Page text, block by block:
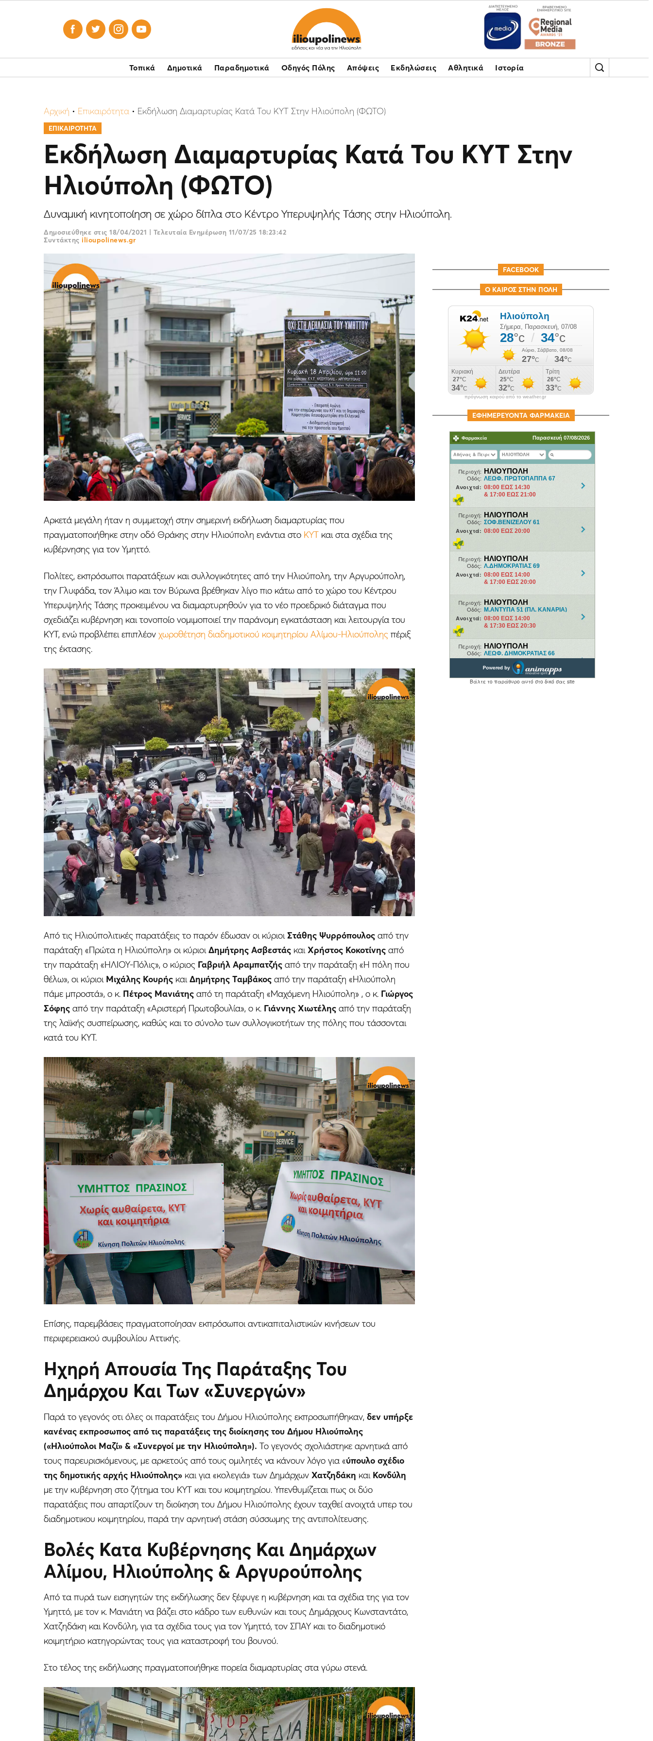
   
Τοπικά Δημοτικά Παραδημοτικά Οδηγός Πόλης Απόψεις Εκδηλώσεις Αθλητικά Ιστορία
Αρχική • Επικαιρότητα • Εκδήλωση Διαμαρτυρίας Κατά Του ΚΥΤ Στην Ηλιούπολη (ΦΩΤΟ)
ΕΠΙΚΑΙΡΟΤΗΤΑ
Εκδήλωση Διαμαρτυρίας Κατά Του ΚΥΤ Στην
Ηλιούπολη (ΦΩΤΟ)
Δυναμική κινητοποίηση σε χώρο δίπλα στο Κέντρο Υπερυψηλής Τάσης στην Ηλιούπολη.
Δημοσιεύθηκε στις 18/04/2021 | Τελευταία Ενημέρωση 11/07/25 18:23:42
Συντάκτης ilioupolinews.gr
Aρκετά μεγάλη ήταν η συμμετοχή στην σημερινή εκδήλωση διαμαρτυρίας που
πραγματοποιήθηκε στην οδό Θράκης στην Ηλιούπολη ενάντια στο ΚΥΤ και στα σχέδια της
κυβέρνησης για τον Υμηττό.
Πολίτες, εκπρόσωποι παρατάξεων και συλλογικότητες από την Ηλιούπολη, την Αργυρούπολη,
την Γλυφάδα, τον Άλιμο και τον Βύρωνα βρέθηκαν λίγο πιο κάτω από το χώρο του Κέντρου
Υπερυψηλής Τάσης προκειμένου να διαμαρτυρηθούν για το νέο προεδρικό διάταγμα που
σχεδιάζει κυβέρνηση και τονοποίο νομιμοποιεί την παράνομη εγκατάσταση και λειτουργία του
ΚΥΤ, ενώ προβλέπει επιπλέον χωροθέτηση διαδημοτικού κοιμητηρίου Αλίμου-Ηλιούπολης πέριξ
της έκτασης.
Από τις Ηλιούπολιτικές παρατάξεις το παρόν έδωσαν οι κύριοιΣτάθης Ψυρρόπουλος από την
παράταξη «Πρώτα η Ηλιούπολη» οι κύριοιΔημήτρης Ασβεστάς καιΧρήστος Κοκοτίνης από
την παράταξη «ΗΛΙΟΥ-Πόλις», ο κύριος Γαβριήλ Αραμπατζής από την παράταξη «Η πόλη που
θέλω», οι κύριοι Μιχάλης Κουρής καιΔημήτρης Ταμβάκος από την παράταξη «Ηλιούπολη
πάμε μπροστά», ο κ. Πέτρος Μανιάτης από τη παράταξη «Μαχόμενη Ηλιούπολη» , ο κ. Γιώργος
Σόφης από την παράταξη «Αριστερή Πρωτοβουλία», ο κ. Γιάννης Χιωτέλης από την παράταξη
της λαϊκής συσπείρωσης, καθώς και το σύνολο των συλλογικοτήτων της πόλης που τάσσονται
κατά του ΚΥΤ.
Eπίσης, παρεμβάσεις πραγματοποίησαν εκπρόσωποι αντικαπιταλιστικών κινήσεων του
περιφερειακού συμβουλίου Αττικής.
Hχηρή Απουσία Της Παράταξης Του
Δημάρχου Και Των «Συνεργών»
Παρά το γεγονός οτι όλες οι παρατάξεις του Δήμου Ηλιούπολης εκπροσωπήθηκαν, δεν υπήρξε
κανένας εκπροσωπος από τις παρατάξεις της διοίκησης του Δήμου Ηλιούπολης
(«Ηλιούπολοι Μαζί» & «Συνεργοί με την Ηλιούπολη»). Το γεγονός σχολιάστηκε αρνητικά από
τους παρευρισκόμενους, με αρκετούς από τους ομιλητές να κάνουν λόγο για «ύπουλο σχέδιο
της δημοτικής αρχής Ηλιούπολης» και για «κολεγιά» των Δημάρχων Χατζηδάκη και Κονδύλη
με την κυβέρνηση στο ζήτημα του ΚΥΤ και του κοιμητηρίου. Υπενθυμίζεται πως οι δύο
παρατάξεις που απαρτίζουν τη διοίκηση του Δήμου Ηλιούπολης έχουν ταχθεί ανοιχτά υπερ του
διαδημοτικου κοιμητηρίου, παρά την αρνητική στάση σύσσωμης της αντιπολίτευσης.
Βολές Κατα Κυβέρνησης Και Δημάρχων
Αλίμου, Ηλιούπολης & Αργυρούπολης
Από τα πυρά των εισηγητών της εκδήλωσης δεν ξέφυγε η κυβέρνηση και τα σχέδια της για τον
Υμηττό, με τον κ. Μανιάτη να βάζει στο κάδρο των ευθυνών και τους Δημάρχους Κωνσταντάτο,
Χατζηδάκη και Κονδύλη, για τα σχέδια τους για τον Υμηττό, τον ΣΠΑΥ και το διαδημοτικό
κοιμητήριο κατηγορώντας τους για καταστροφή του βουνού.
Στο τέλος της εκδήλωσης πραγματοποιήθηκε πορεία διαμαρτυρίας στα γύρω στενά.
FACEBOOK
Ο ΚΑΙΡΟΣ ΣΤΗΝ ΠΟΛΗ
πρόγνωση καιρού από το weather.gr
ΕΦΗΜΕΡΕΥΟΝΤΑ ΦΑΡΜΑΚΕΙΑ